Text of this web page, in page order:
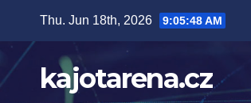
content
Thu. Jun 18th, 2026 9:05:49 AM
kajotarena.cz